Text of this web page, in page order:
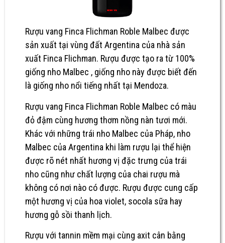
Rượu vang Finca Flichman Roble Malbec được
sản xuất tại vùng đất Argentina của nhà sản
xuất Finca Flichman. Rượu được tạo ra từ 100%
giống nho Malbec , giống nho này được biết đến
là giống nho nổi tiếng nhất tại Mendoza.
Rượu vang Finca Flichman Roble Malbec có màu
đỏ đậm cùng hương thơm nồng nàn tươi mới.
Khác với những trái nho Malbec của Pháp, nho
Malbec của Argentina khi làm rượu lại thể hiện
được rõ nét nhất hương vị đặc trưng của trái
nho cũng như chất lượng của chai rượu mà
không có nơi nào có được. Rượu được cung cấp
một hương vị của hoa violet, socola sữa hay
hương gỗ sồi thanh lịch.
Rượu với tannin mềm mại cùng axit cân bằng